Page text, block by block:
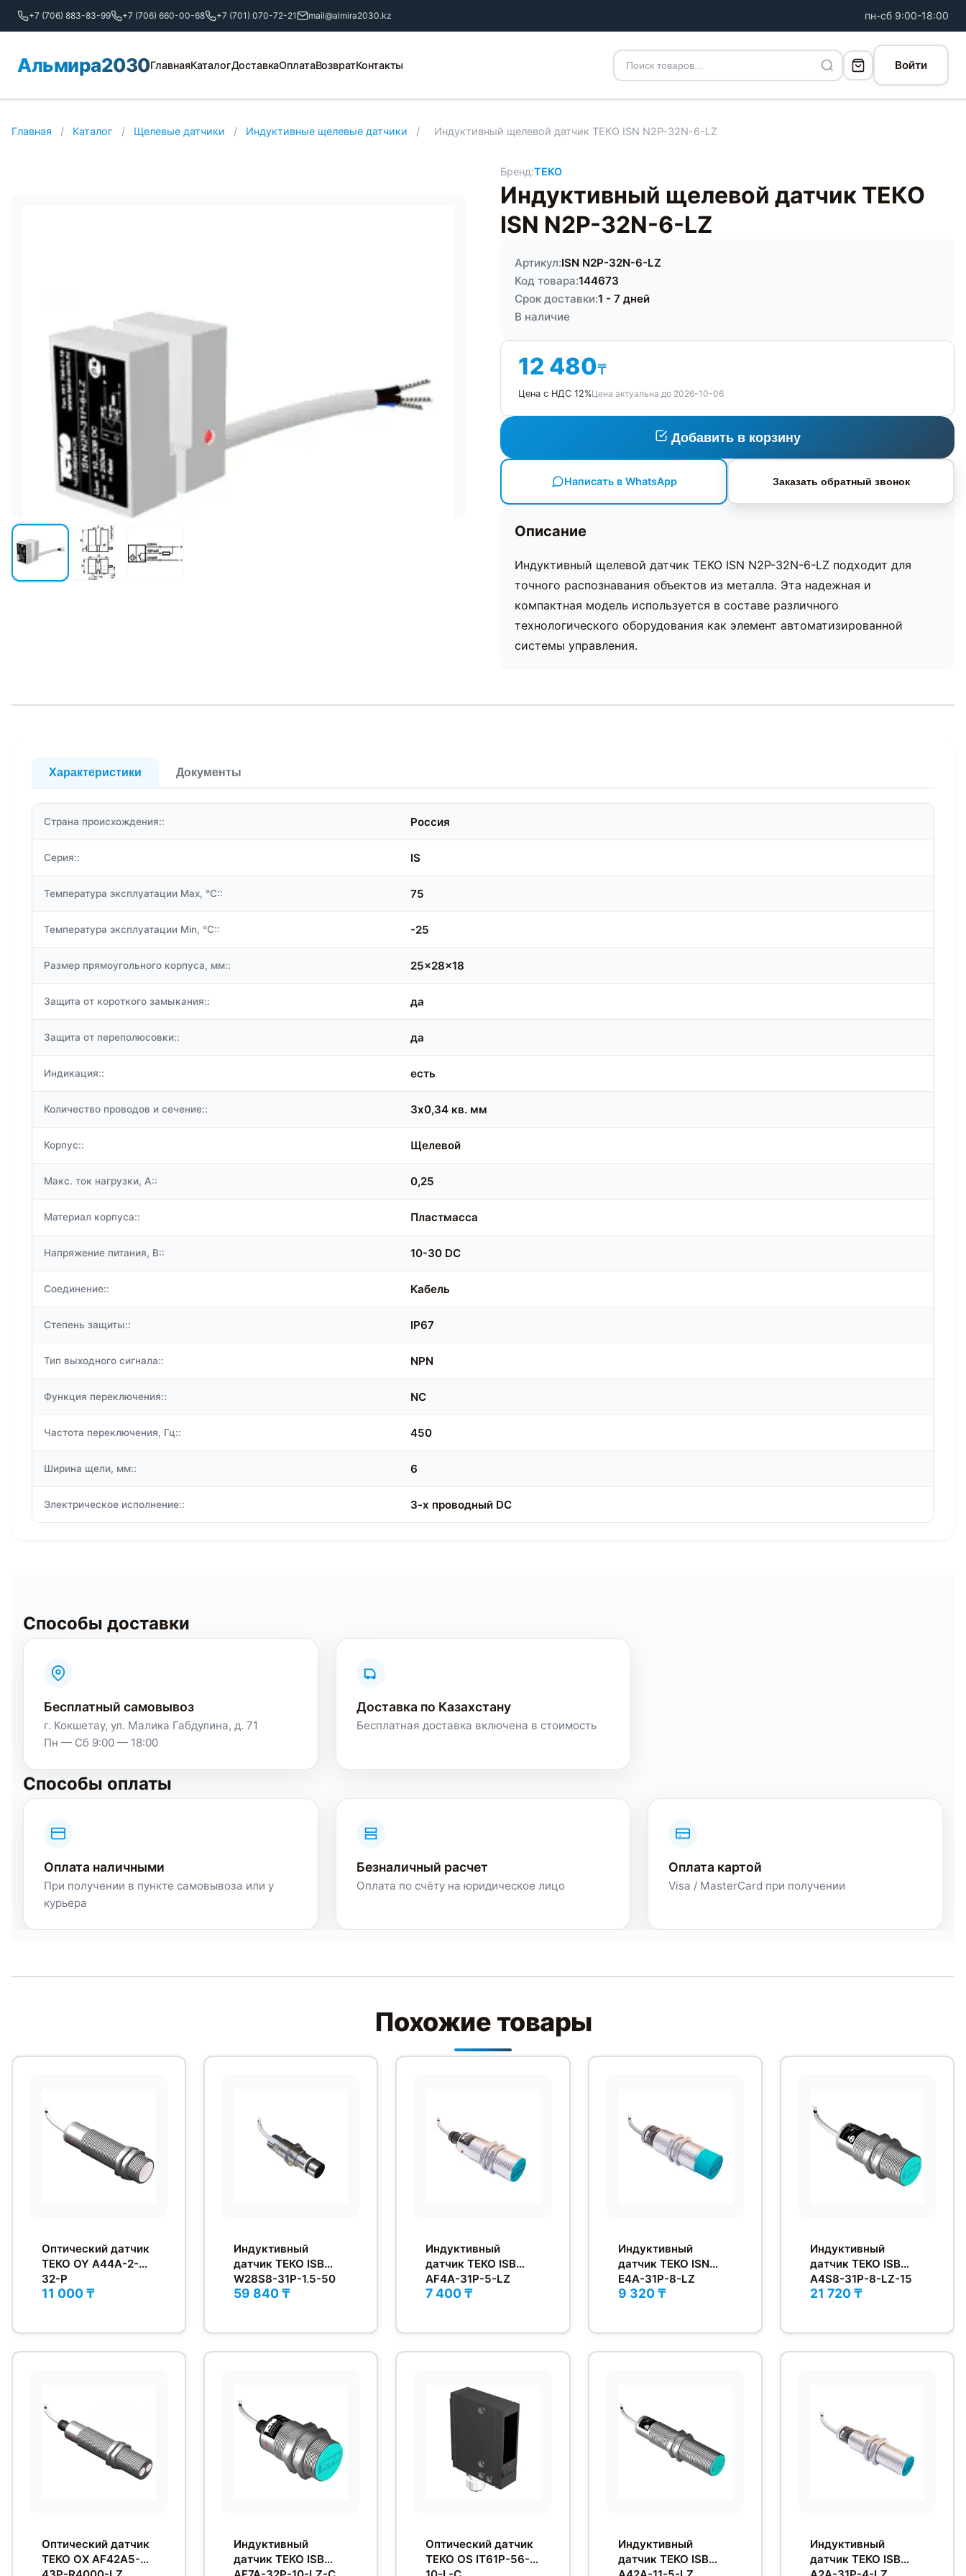
+7 (706) 883-83-99 +7 (706) 660-00-68 +7 (701) 070-72-21 mail@almira2030.kz пн-сб 9:00-18:00
Альмира2030ГлавнаяКаталогДоставкаОплатаВозвратКонтакты Войти
Главная / Каталог / Щелевые датчики / Индуктивные щелевые датчики / Индуктивный щелевой датчик ТЕКО ISN N2P-32N-6-LZ
Бренд:ТЕКО
Индуктивный щелевой датчик ТЕКО
ISN N2P-32N-6-LZ
Артикул:ISN N2P-32N-6-LZ
Код товара:144673
Срок доставки:1 - 7 дней
В наличие
12 480₸
Цена с НДС 12%Цена актуальна до 2026-10-06
Добавить в корзину
Написать в WhatsApp Заказать обратный звонок
Описание
Индуктивный щелевой датчик ТЕКО ISN N2P-32N-6-LZ подходит для
точного распознавания объектов из металла. Эта надежная и
компактная модель используется в составе различного
технологического оборудования как элемент автоматизированной
системы управления.
Характеристики Документы
Страна происхождения:: Россия
Серия:: IS
Температура эксплуатации Max, °C:: 75
Температура эксплуатации Min, °C:: -25
Размер прямоугольного корпуса, мм:: 25x28x18
Защита от короткого замыкания:: да
Защита от переполюсовки:: да
Индикация:: есть
Количество проводов и сечение:: 3х0,34 кв. мм
Корпус:: Щелевой
Макс. ток нагрузки, А:: 0,25
Материал корпуса:: Пластмасса
Напряжение питания, В:: 10-30 DC
Соединение:: Кабель
Степень защиты:: IP67
Тип выходного сигнала:: NPN
Функция переключения:: NC
Частота переключения, Гц:: 450
Ширина щели, мм:: 6
Электрическое исполнение:: 3-х проводный DC
Способы доставки
Бесплатный самовывоз
г. Кокшетау, ул. Малика Габдулина, д. 71
Пн — Сб 9:00 — 18:00
Доставка по Казахстану
Бесплатная доставка включена в стоимость
Способы оплаты
Оплата наличными
При получении в пункте самовывоза или у
курьера
Безналичный расчет
Оплата по счёту на юридическое лицо
Оплата картой
Visa / MasterCard при получении
Похожие товары
Оптический датчик
ТЕКО OY A44A-2-
32-P
11 000 ₸
Индуктивный
датчик ТЕКО ISB
W28S8-31P-1,5-50
59 840 ₸
Индуктивный
датчик ТЕКО ISB
AF4A-31P-5-LZ
7 400 ₸
Индуктивный
датчик ТЕКО ISN
E4A-31P-8-LZ
9 320 ₸
Индуктивный
датчик ТЕКО ISB
A4S8-31P-8-LZ-15
21 720 ₸
Оптический датчик
ТЕКО OX AF42A5-
Индуктивный
датчик ТЕКО ISB
Оптический датчик
ТЕКО OS IT61P-56-
Индуктивный
датчик ТЕКО ISB
Индуктивный
датчик ТЕКО ISB